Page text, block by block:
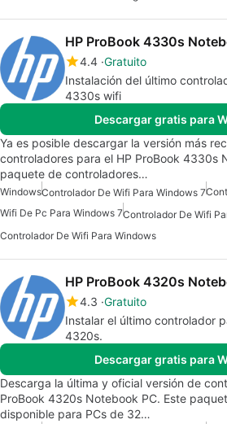
HP ProBook 4330s
4.4 Gratuito
Instalación del último
4330s wifi
Descargar gratis para
Ya es posible descargar la versión más
controladores para el HP ProBook 4330s
paquete de controladores…
WindowsControlador De Wifi Para Windows 7
Wifi De Pc Para Windows 7Controlador De Wifi
Controlador De Wifi Para Windows
HP ProBook 4320s
4.3 Gratuito
Instalar el último controlador
4320s.
Descargar gratis para
Descarga la última y oficial versión de
ProBook 4320s Notebook PC. Este
disponible para PCs de 32…